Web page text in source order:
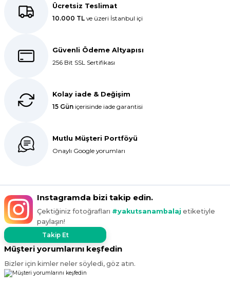
Ücretsiz Teslimat
10.000 TL ve üzeri İstanbul içi
Güvenli Ödeme Altyapısı
256 Bit SSL Sertifikası
Kolay iade & Değişim
15 Gün içerisinde iade garantisi
Mutlu Müşteri Portföyü
Onaylı Google yorumları
Instagramda bizi takip edin.
Çektiğiniz fotoğrafları #yakutsanambalaj etiketiyle
paylaşın!
Takip Et
Müşteri yorumlarını keşfedin
Bizler için kimler neler söyledi, göz atın.